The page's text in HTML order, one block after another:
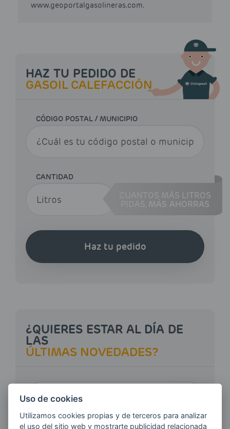
www.geoportalgasolineras.com.
HAZ TU PEDIDO DE
GASOIL CALEFACCIÓN
CÓDIGO POSTAL / MUNICIPIO
CANTIDAD
CUANTOS MÁS LITROS
MÁS AHORRAS
Haz tu pedido
¿QUIERES ESTAR AL DÍA DE
LAS
ÚLTIMAS NOVEDADES?
E-MAIL
Uso de cookies
Utilizamos cookies propias y de terceros para analizar
el uso del sitio web y mostrarte publicidad relacionada